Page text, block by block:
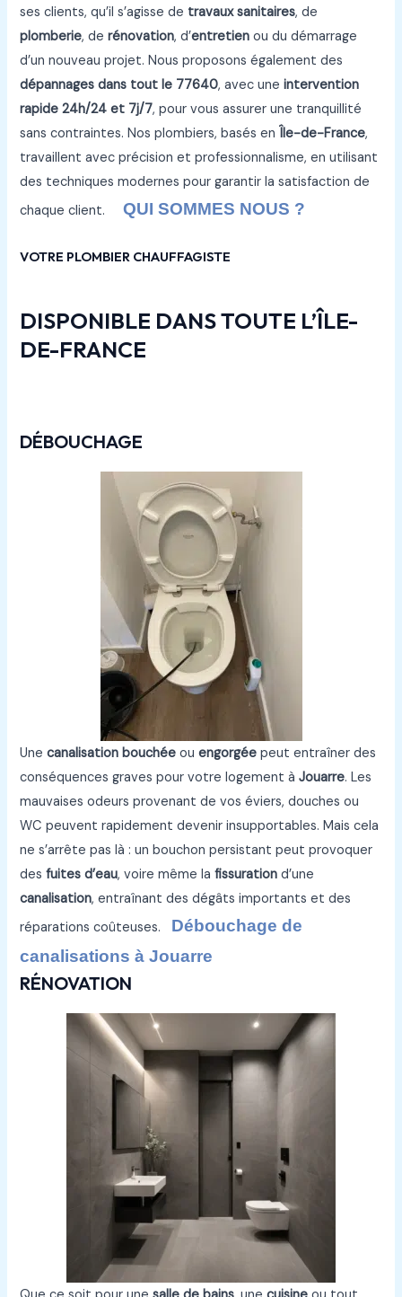
ses clients, qu’il s’agisse de travaux sanitaires, de
plomberie, derénovation, d’entretien ou du démarrage
d’un nouveau projet. Nous proposons également des
dépannages dans tout le 77640, avec une intervention
rapide 24h/24 et 7j/7, pour vous assurer une tranquillité
sans contraintes. Nos plombiers, basés en Île-de-France,
travaillent avec précision et professionnalisme, en utilisant
des techniques modernes pour garantir la satisfaction de
chaque client.QUI SOMMES NOUS ?
VOTRE PLOMBIER CHAUFFAGISTE
DISPONIBLE DANS TOUTE L’ÎLE-
DE-FRANCE
DÉBOUCHAGE
Unecanalisation bouchée ouengorgée peut entraîner des
conséquences graves pour votre logement àJouarre. Les
mauvaises odeurs provenant de vos éviers, douches ou
WC peuvent rapidement devenir insupportables. Mais cela
ne s’arrête pas là : un bouchon persistant peut provoquer
desfuites d’eau, voire même lafissuration d’une
canalisation, entraînant des dégâts importants et des
réparations coûteuses. Débouchage de
canalisations à Jouarre
RÉNOVATION